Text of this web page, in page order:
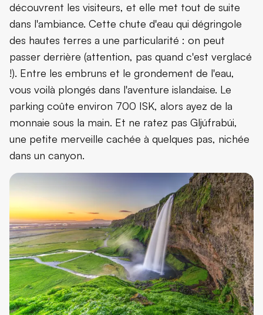
découvrent les visiteurs, et elle met tout de suite
dans l'ambiance. Cette chute d'eau qui dégringole
des hautes terres a une particularité : on peut
passer derrière (attention, pas quand c'est verglacé
!). Entre les embruns et le grondement de l'eau,
vous voilà plongés dans l'aventure islandaise. Le
parking coûte environ 700 ISK, alors ayez de la
monnaie sous la main. Et ne ratez pas Gljúfrabúi,
une petite merveille cachée à quelques pas, nichée
dans un canyon.